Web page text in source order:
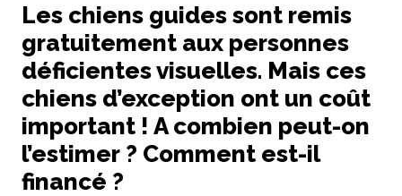
Les chiens guides sont remis
gratuitement aux personnes
déficientes visuelles. Mais ces
chiens d’exception ont un coût
important ! A combien peut-on
l’estimer ? Comment est-il
financé ?